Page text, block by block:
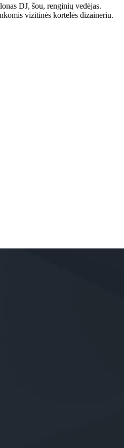
DJ, šou, renginių vedėjas.
vizitinės kortelės dizaineriu.